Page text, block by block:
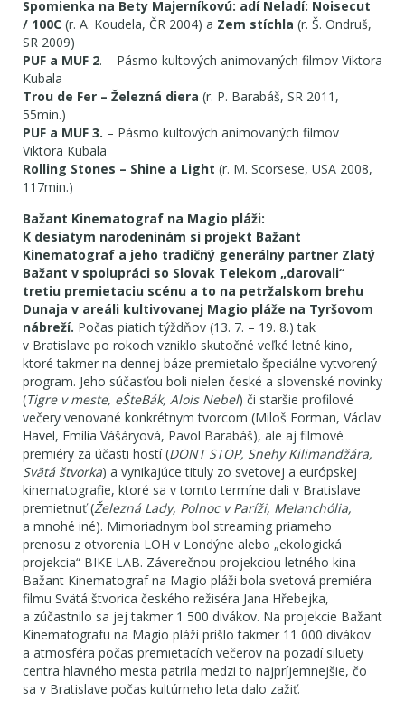
Spomienka na Bety Majerníkovú: adí Neladí: Noisecut
/ 100C (r. A. Koudela, ČR 2004) a Zem stíchla (r. Š. Ondruš,
SR 2009)
PUF a MUF 2. – Pásmo kultových animovaných filmov Viktora
Kubala
Trou de Fer – Železná diera (r. P. Barabáš, SR 2011,
55min.)
PUF a MUF 3. – Pásmo kultových animovaných filmov
Viktora Kubala
Rolling Stones – Shine a Light (r. M. Scorsese, USA 2008,
117min.)
Bažant Kinematograf na Magio pláži:
K desiatym narodeninám si projekt Bažant
Kinematograf a jeho tradičný generálny partner Zlatý
Bažant v spolupráci so Slovak Telekom „darovali“
tretiu premietaciu scénu a to na petržalskom brehu
Dunaja v areáli kultivovanej Magio pláže na Tyršovom
nábreží. Počas piatich týždňov (13. 7. – 19. 8.) tak
v Bratislave po rokoch vzniklo skutočné veľké letné kino,
ktoré takmer na dennej báze premietalo špeciálne vytvorený
program. Jeho súčasťou boli nielen české a slovenské novinky
(Tigre v meste, eŠteBák, Alois Nebel) či staršie profilové
večery venované konkrétnym tvorcom (Miloš Forman, Václav
Havel, Emília Vášáryová, Pavol Barabáš), ale aj filmové
premiéry za účasti hostí (DONT STOP, Snehy Kilimandžára,
Svätá štvorka) a vynikajúce tituly zo svetovej a európskej
kinematografie, ktoré sa v tomto termíne dali v Bratislave
premietnuť (Železná Lady, Polnoc v Paríži, Melanchólia,
a mnohé iné). Mimoriadnym bol streaming priameho
prenosu z otvorenia LOH v Londýne alebo „ekologická
projekcia“ BIKE LAB. Záverečnou projekciou letného kina
Bažant Kinematograf na Magio pláži bola svetová premiéra
filmu Svätá štvorica českého režiséra Jana Hřebejka,
a zúčastnilo sa jej takmer 1 500 divákov. Na projekcie Bažant
Kinematografu na Magio pláži prišlo takmer 11 000 divákov
a atmosféra počas premietacích večerov na pozadí siluety
centra hlavného mesta patrila medzi to najpríjemnejšie, čo
sa v Bratislave počas kultúrneho leta dalo zažiť.